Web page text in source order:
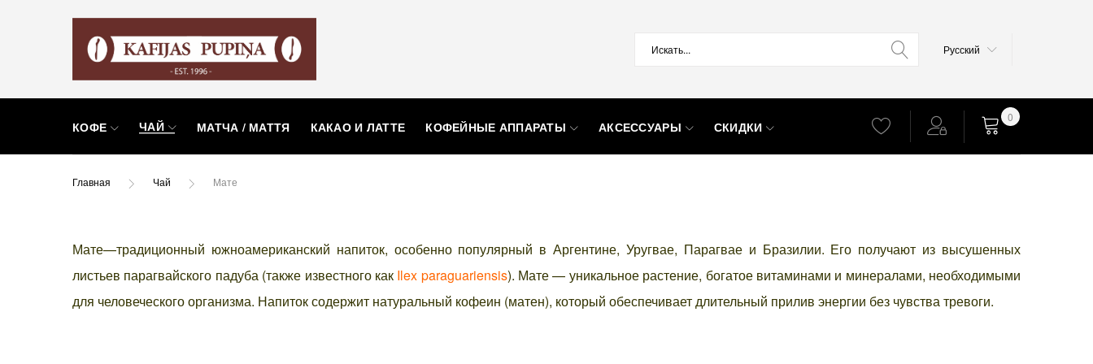
Язык
Русский
КОФЕ ЧАЙ МАТЧА / МАТТЯ КАКАО И ЛАТТЕ КОФЕЙНЫЕ АППАРАТЫ АКСЕССУАРЫ СКИДКИ
0
Главная Чай Мате
Мате—традиционный южноамериканский напиток, особенно популярный в Аргентине, Уругвае, Парагвае и Бразилии. Его получают из высушенных
листьев парагвайского падуба (также известного как Ilex paraguariensis). Мате — уникальное растение, богатое витаминами и минералами, необходимыми
для человеческого организма. Напиток содержит натуральный кофеин (матен), который обеспечивает длительный прилив энергии без чувства тревоги.